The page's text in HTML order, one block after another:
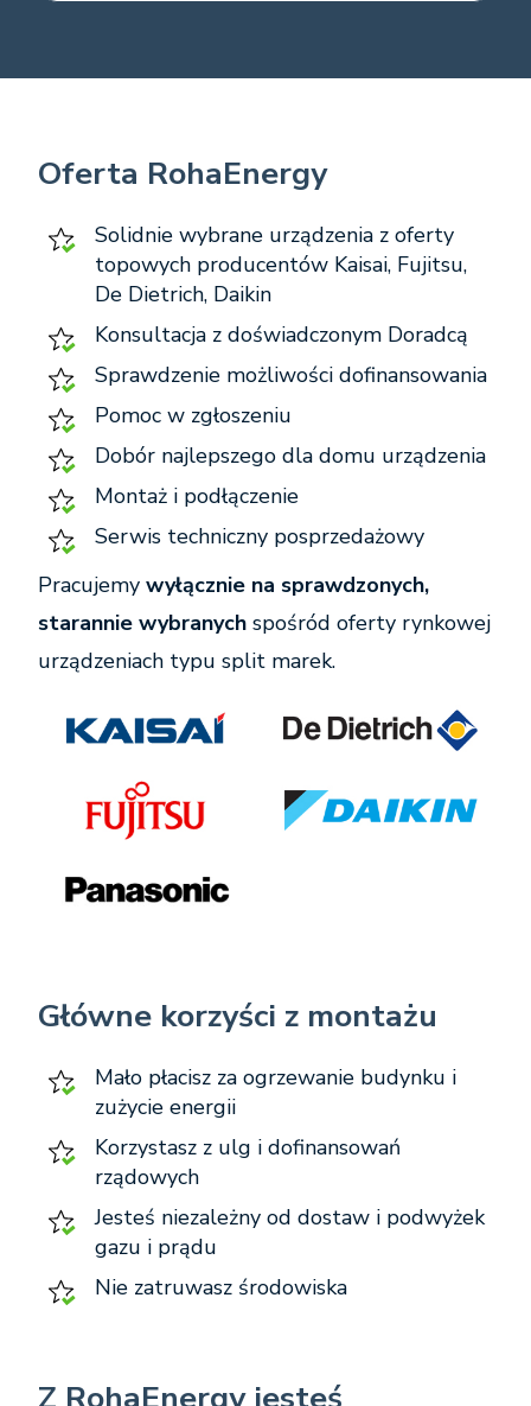
Oferta RohaEnergy
Solidnie wybrane urządzenia z oferty
topowych producentów Kaisai, Fujitsu,
De Dietrich, Daikin
Konsultacja z doświadczonym Doradcą
Sprawdzenie możliwości dofinansowania
Pomoc w zgłoszeniu
Dobór najlepszego dla domu urządzenia
Montaż i podłączenie
Serwis techniczny posprzedażowy
Pracujemy wyłącznie na sprawdzonych,
starannie wybranych spośród oferty rynkowej
urządzeniach typu split marek.
Główne korzyści z montażu
Mało płacisz za ogrzewanie budynku i
zużycie energii
Korzystasz z ulg i dofinansowań
rządowych
Jesteś niezależny od dostaw i podwyżek
gazu i prądu
Nie zatruwasz środowiska